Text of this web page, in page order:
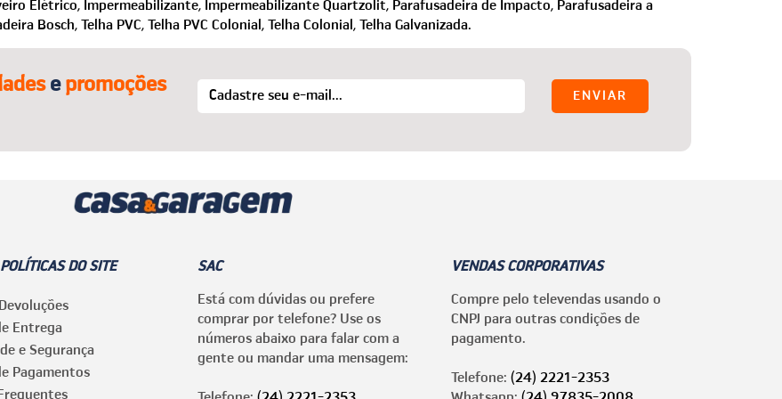
Elétrico, Impermeabilizante, Impermeabilizante Quartzolit, Parafusadeira de Impacto, Parafusadeira a
Bosch, Telha PVC, Telha PVC Colonial, Telha Colonial, Telha Galvanizada.
epromoções
DO SITE
Entrega
e Segurança
Pagamentos
SAC
Está com dúvidas ou prefere
comprar por telefone? Use os
números abaixo para falar com a
gente ou mandar uma mensagem:
VENDAS CORPORATIVAS
Compre pelo televendas usando o
CNPJ para outras condições de
pagamento.
Telefone: (24) 2221-2353